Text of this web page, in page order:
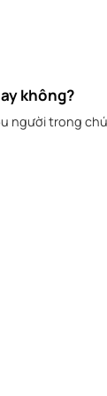
không?
người trong